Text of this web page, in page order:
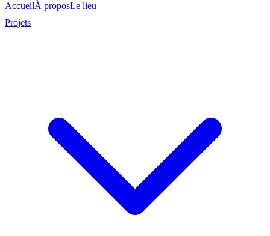
AccueilÀ proposLe lieu
Projets